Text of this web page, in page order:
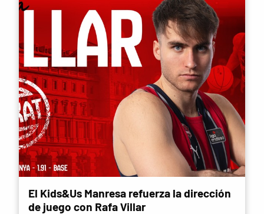
El Kids&Us Manresa refuerza la dirección
de juego con Rafa Villar